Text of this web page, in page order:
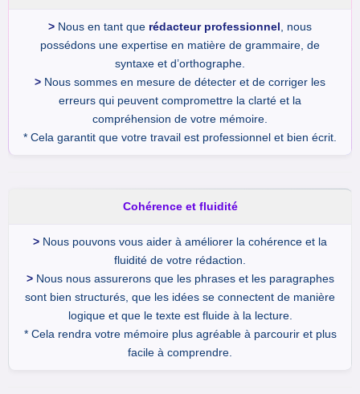
> Nous en tant que rédacteur professionnel , nous
possédons une expertise en matière de grammaire, de
syntaxe et d’orthographe.
> Nous sommes en mesure de détecter et de corriger les
erreurs qui peuvent compromettre la clarté et la
compréhension de votre mémoire.
* Cela garantit que votre travail est professionnel et bien écrit.
Cohérence et fluidité
> Nous pouvons vous aider à améliorer la cohérence et la
fluidité de votre rédaction.
>Nous nous assurerons que les phrases et les paragraphes
sont bien structurés, que les idées se connectent de manière
logique et que le texte est fluide à la lecture.
* Cela rendra votre mémoire plus agréable à parcourir et plus
facile à comprendre.